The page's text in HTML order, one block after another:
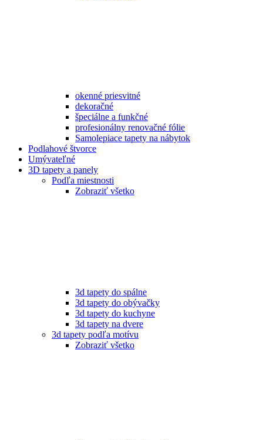
okenné priesvitné
dekoračné
špeciálne a funkčné
profesionálny renovačné fólie
Samolepiace tapety na nábytok
Podlahové štvorce
Umývateľné
3D tapety a panely
Podľa miestnosti
Zobraziť všetko
3d tapety do spálne
3d tapety do obývačky
3d tapety do kuchyne
3d tapety na dvere
3d tapety podľa motívu
Zobraziť všetko